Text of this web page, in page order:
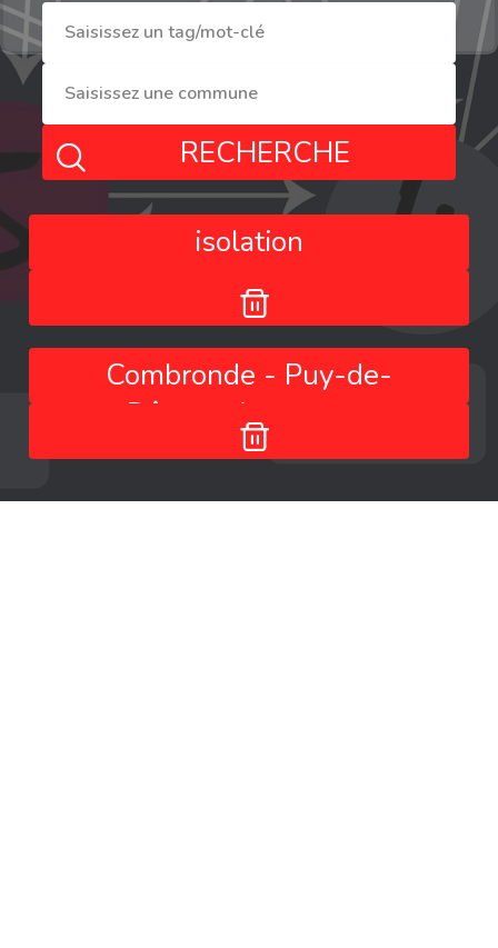
RECHERCHE
isolation
Combronde - Puy-de-
Dôme - Auvergne-
Rhône-Alpes - France